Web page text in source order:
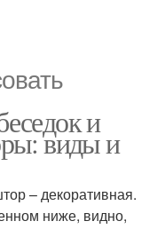
и
виды и
– декоративная.
ниже, видно,